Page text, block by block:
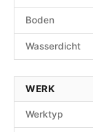
Boden
Wasserdicht
WERK
Werktyp